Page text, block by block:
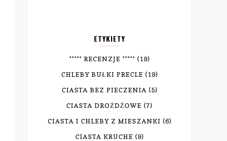
ETYKIETY
***** RECENZJE ***** (19)
CHLEBY BUŁKI PRECLE (19)
CIASTA BEZ PIECZENIA (5)
CIASTA DROŻDŻOWE (7)
CIASTA I CHLEBY Z MIESZANKI (6)
CIASTA KRUCHE (9)